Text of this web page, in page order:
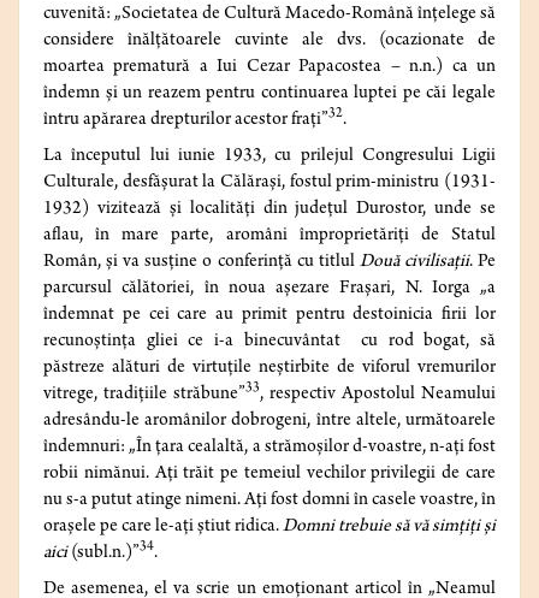
cuvenită: „Societatea de Cultură Macedo-Română înţelege să
considere înălţătoarele cuvinte ale dvs. (ocazionate de
moartea prematură a Iui Cezar Papacostea – n.n.) ca un
îndemn şi un reazem pentru continuarea luptei pe căi legale
întru apărarea drepturilor acestor fraţi”32.
La începutul lui iunie 1933, cu prilejul Congresului Ligii
Culturale, desfăşurat la Călăraşi, fostul prim-ministru (1931-
1932) vizitează şi localităţi din judeţul Durostor, unde se
aflau, în mare parte, aromâni împroprietăriţi de Statul
Român, şi va susţine o conferinţă cu titlul Două civilisaţii. Pe
parcursul călătoriei, în noua aşezare Fraşari, N. Iorga „a
îndemnat pe cei care au primit pentru destoinicia firii lor
recunoştinţa gliei ce i-a binecuvântat cu rod bogat, să
păstreze alături de virtuţile neştirbite de viforul vremurilor
vitrege, tradiţiile străbune”33, respectiv Apostolul Neamului
adresându-le aromânilor dobrogeni, între altele, următoarele
îndemnuri: „În ţara cealaltă, a strămoşilor d-voastre, n-aţi fost
robii nimănui. Aţi trăit pe temeiul vechilor privilegii de care
nu s-a putut atinge nimeni. Aţi fost domni în casele voastre, în
oraşele pe care le-aţi ştiut ridica.Domni trebuie să vă simţiţi şi
aici (subl.n.)”34.
De asemenea, el va scrie un emoţionant articol în „Neamul